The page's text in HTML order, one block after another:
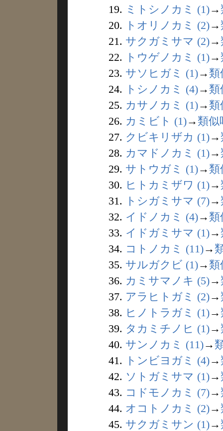
19. ミトシノカミ (1)→
20.
トオリノカミ (2)→
21. サクガミサマ (2)→
22.
トウゲノカミ (1)→
23. サソヒガミ (1)→ 類
24.
トシノカミ (4)→ 類
25. カサノカミ (1)→ 類
26. カミビト (1)→ 類似
27. クビキリザカ (1)→
28. カマドノカミ (1)→
29. サトウガミ (1)→ 類
30. ヒトカミザワ (1)→
31.
トシガミサマ (7)→
32. イドノカミ (4)→ 類
33. イドガミサマ (1)→
34. コトノカミ (11)→
35. サルガクビ (1)→ 類
36. カミサマノキ (5)→
37. アラヒトガミ (2)→
38. ヒノトラガミ (1)→
39. タカミチノヒ (1)→
40. サンノカミ (11)→
41.
トンビヨガミ (4)→
42. ソトガミサマ (1)→
43. コドモノカミ (7)→
44. オコトノカミ (2)→
45. サクガミサン (1)→